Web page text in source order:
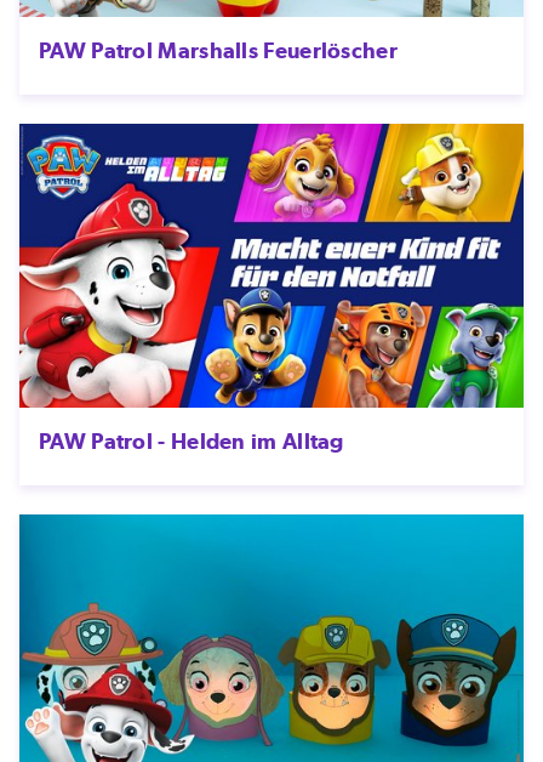
PAW Patrol Marshalls Feuerlöscher
PAW Patrol - Helden im Alltag